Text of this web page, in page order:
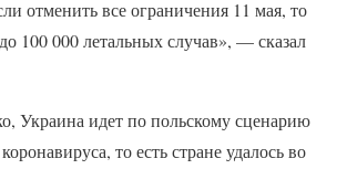
отменить все ограничения 11 мая, то
100 000 летальных случав», — сказал
Украина идет по польскому сценарию
то есть стране удалось во